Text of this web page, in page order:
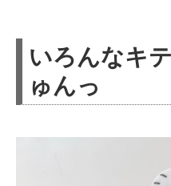
いろんなキ
ゅんっ